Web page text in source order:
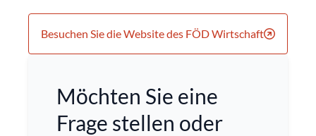
Besuchen Sie die Website des FÖD Wirtschaft
Möchten Sie eine
Frage stellen oder